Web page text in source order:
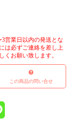
営業日以内の発送とな
は必ずご連絡を差し上
くお願い致します。
この商品の問い合せ